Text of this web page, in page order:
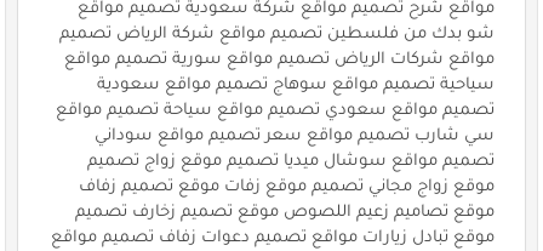
مواقع شرح تصميم مواقع شركة سعودية تصميم مواقع
شو بدك من فلسطين تصميم مواقع شركة الرياض تصميم
مواقع شركات الرياض تصميم مواقع سورية تصميم مواقع
سياحية تصميم مواقع سوهاج تصميم مواقع سعودية
تصميم مواقع سعودي تصميم مواقع سياحة تصميم مواقع
سي شارب تصميم مواقع سعر تصميم مواقع سوداني
تصميم مواقع سوشال ميديا تصميم موقع زواج تصميم
موقع زواج مجاني تصميم موقع زفات موقع تصميم زفاف
موقع تصاميم زعيم اللصوص موقع تصميم زخارف تصميم
موقع تبادل زيارات مواقع تصميم دعوات زفاف تصميم مواقع